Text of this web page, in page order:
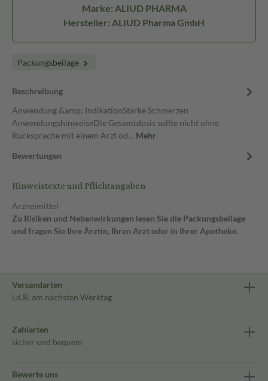
Marke: ALIUD PHARMA
Hersteller: ALIUD Pharma GmbH
Packungsbeilage
Beschreibung
Anwendung &amp; IndikationStarke Schmerzen
AnwendungshinweiseDie Gesamtdosis sollte nicht ohne
Rücksprache mit einem Arzt od… Mehr
Bewertungen
Hinweistexte und Pflichtangaben
Arzneimittel
Zu Risiken und Nebenwirkungen lesen Sie die Packungsbeilage
und fragen Sie Ihre Ärztin, Ihren Arzt oder in Ihrer Apotheke.
Versandarten
i.d.R. am nächsten Werktag
Zahlarten
sicher und bequem
Bewerte uns